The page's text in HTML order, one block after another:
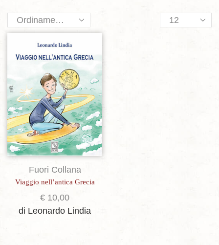
Products
Aggiungi alla lista dei desideri
Fuori Collana
Viaggio nell’antica Grecia
€ 10,00
di Leonardo Lindia